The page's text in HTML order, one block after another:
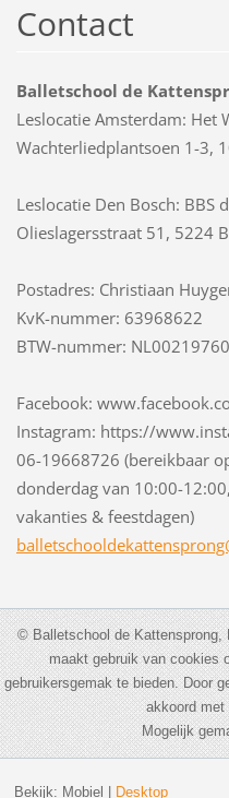
Contact
Balletschool de
Leslocatie Amsterdam: Het
Wachterliedplantsoen 1-3,
Leslocatie Den Bosch: BBS
Olieslagersstraat 51, 5224
Postadres: Christiaan
KvK-nummer: 63968622
BTW-nummer:
Facebook:
Instagram: https://
06-19668726 (bereikbaar
donderdag van 10:00-
vakanties & feestdagen)
balletschooldekattenspro
© Balletschool de Kattensprong,
maakt gebruik van cookies
gebruikersgemak te bieden. Door
akkoord met
Mogelijk
Bekijk: Mobiel | Desktop